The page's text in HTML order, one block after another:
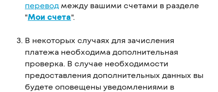
перевод между вашими счетами в разделе
"Мои счета".
В некоторых случаях для зачисления
платежа необходима дополнительная
проверка. В случае необходимости
предоставления дополнительных данных вы
будете оповещены уведомлениями в